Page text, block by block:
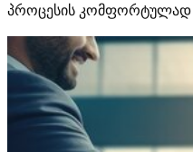
პროცესის კომფორტულად